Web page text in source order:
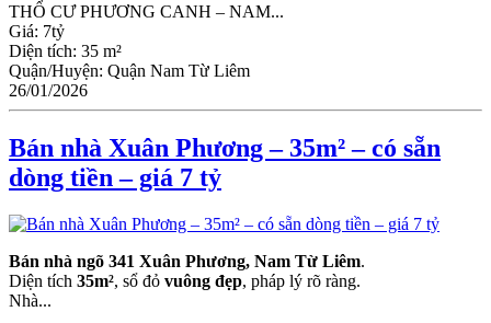
THỔ CƯ PHƯƠNG CANH – NAM...
Giá: 7tỷ
Diện tích: 35 m²
Quận/Huyện: Quận Nam Từ Liêm
26/01/2026
Bán nhà Xuân Phương – 35m² – có sẵn
dòng tiền – giá 7 tỷ
Bán nhà ngõ 341 Xuân Phương, Nam Từ Liêm.
Diện tích 35m², sổ đỏ vuông đẹp, pháp lý rõ ràng.
Nhà...